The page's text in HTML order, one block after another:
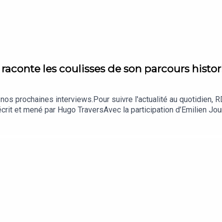
Apelbaum - Hugo Travers
les coulisses de son parcours
interviews.Pour suivre l'actualité au quotidien, RDV sur notre
et mené par Hugo TraversAvec la participation d’Emilien
de production : Clément ChauletAssistant de
: Kim DesnoyersMonteur : Anthony Ochoa